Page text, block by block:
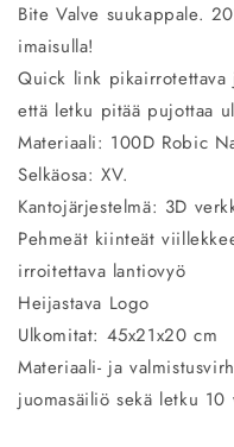
Bite Valve suukappale.
imaisulla!
Quick link
että letku pitää pujottaa
Materiaali: 100D Robic
Selkäosa: XV.
Kantojärjestelmä: 3D
Pehmeät kiinteät
irroitettava lantiovyö
Heijastava Logo
Ulkomitat: 45x21x20 cm
Materiaali- ja
juomasäiliö sekä letku 10